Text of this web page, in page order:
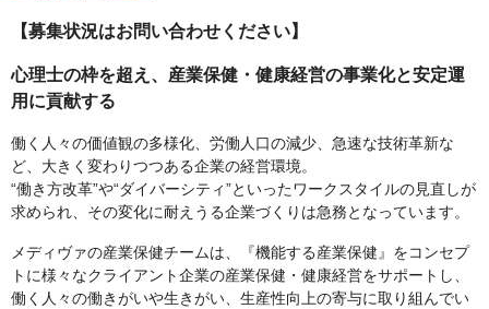
【募集状況はお問い合わせください】
心理士の枠を超え、産業保健・健康経営の事業化と安定運
用に貢献する
働く人々の価値観の多様化、労働人口の減少、急速な技術革新な
ど、大きく変わりつつある企業の経営環境。
“働き方改革”や“ダイバーシティ”といったワークスタイルの見直しが
求められ、その変化に耐えうる企業づくりは急務となっています。
メディヴァの産業保健チームは、『機能する産業保健』をコンセプ
トに様々なクライアント企業の産業保健・健康経営をサポートし、
働く人々の働きがいや生きがい、生産性向上の寄与に取り組んでい